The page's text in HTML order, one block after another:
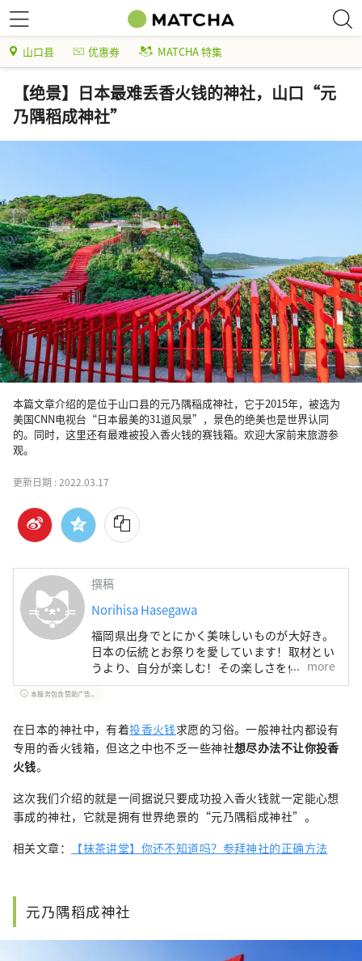
山口县 优惠券 MATCHA 特集
【绝景】日本最难丢香火钱的神社，山口“元
乃隅稻成神社”
本篇文章介绍的是位于山口县的元乃隅稲成神社，它于2015年，被选为
美国CNN电视台“日本最美的31道风景”，景色的绝美也是世界认同
的。同时，这里还有最难被投入香火钱的赛钱箱。欢迎大家前来旅游参
观。
更新日期 :2022.03.17
撰稿
Norihisa Hasegawa
福岡県出身でとにかく美味しいものが大好き。
日本の伝統とお祭りを愛しています！取材とい
うより、自分が楽しむ！その楽しさを伝えるこ
とに全力投球。
more
本服务包含赞助广告。
在日本的神社中，有着投香火钱求愿的习俗。一般神社内都设有
专用的香火钱箱，但这之中也不乏一些神社想尽办法不让你投香
火钱。
这次我们介绍的就是一间据说只要成功投入香火钱就一定能心想
事成的神社，它就是拥有世界绝景的“元乃隅稻成神社”。
相关文章：
【抹茶讲堂】你还不知道吗？参拜神社的正确方法
元乃隅稻成神社